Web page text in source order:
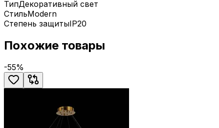
ТипДекоративный свет
СтильModern
Степень защитыIP20
Похожие товары
-55%